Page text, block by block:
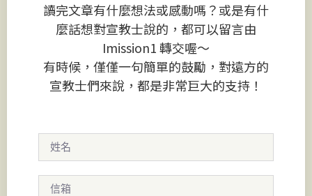
讀完文章有什麼想法或感動嗎？或是有什
麼話想對宣教士說的，都可以留言由
Imission1 轉交喔～
有時候，僅僅一句簡單的鼓勵，對遠方的
宣教士們來說，都是非常巨大的支持！